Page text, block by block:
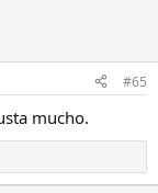
#65
mucho.